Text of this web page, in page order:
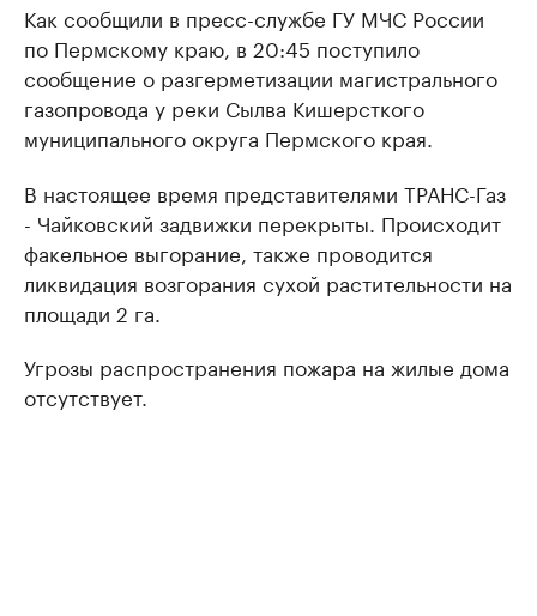
Как сообщили в пресс-службе ГУ МЧС России
по Пермскому краю, в 20:45 поступило
сообщение о разгерметизации магистрального
газопровода у реки Сылва Кишерсткого
муниципального округа Пермского края.
В настоящее время представителями ТРАНС-Газ
- Чайковский задвижки перекрыты. Происходит
факельное выгорание, также проводится
ликвидация возгорания сухой растительности на
площади 2 га.
Угрозы распространения пожара на жилые дома
отсутствует.